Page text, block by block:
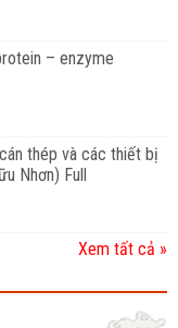
– enzyme
thép và các thiết bị
Nhơn) Full
Xem tất cả »